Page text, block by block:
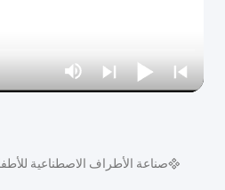
صناعة الأطراف الاصطناعية